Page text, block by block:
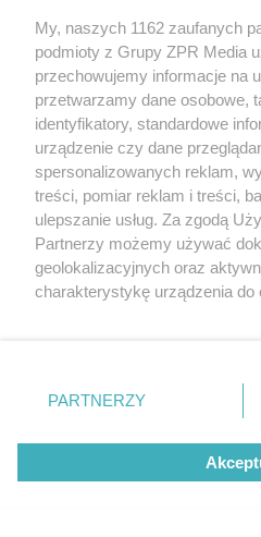
My, naszych 1162 zaufanych
podmioty z Grupy ZPR Media
przechowujemy informacje na
przetwarzamy dane osobowe,
identyfikatory, standardowe
urządzenie czy dane
spersonalizowanych reklam,
treści, pomiar reklam i treści,
ulepszanie usług. Za zgodą
Partnerzy możemy używać
geolokalizacyjnych oraz
charakterystykę urządzenia do
zmienić/wycofać klikając
znajdujący się w lewym
rodzaje przetwarzania danych
użytkownika, ale masz prawo
przetwarzaniu. Preferencje
PARTNERZY